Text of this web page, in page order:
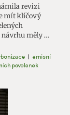
revizi
mít klíčový
měly ...
| emisní
povolenek